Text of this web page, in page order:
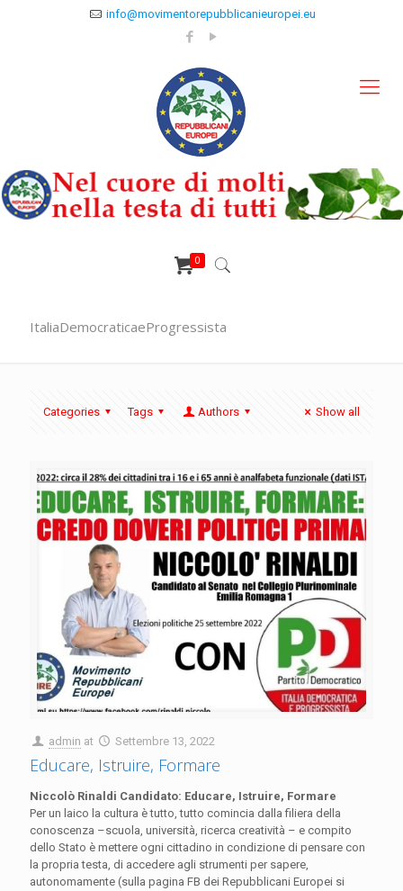
info@movimentorepubblicanieuropei.eu
0
ItaliaDemocraticaeProgressista
Categories Tags Authors Show all
admin at Settembre 13, 2022
Educare, Istruire, Formare
Niccolò Rinaldi Candidato: Educare, Istruire, Formare
Per un laico la cultura è tutto, tutto comincia dalla filiera della
conoscenza –scuola, università, ricerca creatività – e compito
dello Stato è mettere ogni cittadino in condizione di pensare con
la propria testa, di accedere agli strumenti per sapere,
autonomamente (sulla pagina FB dei Repubblicani Europei si